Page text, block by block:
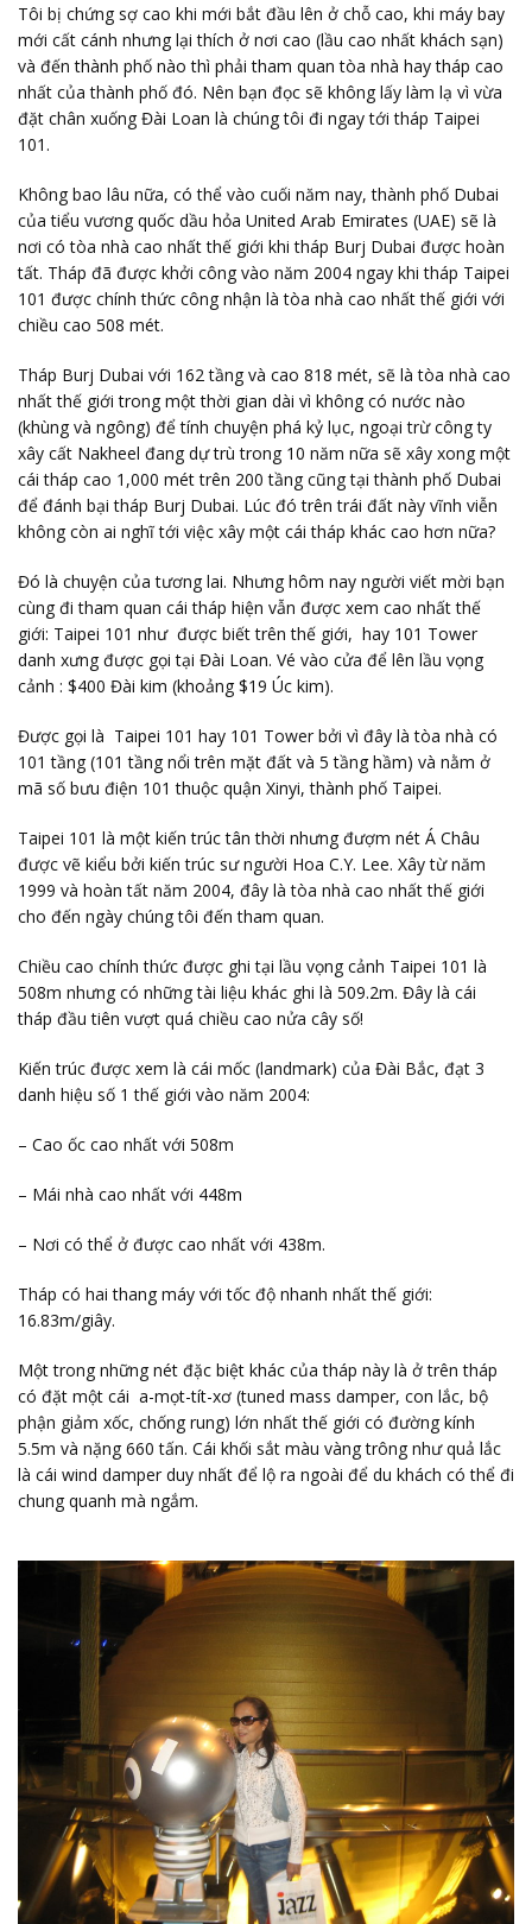
Tôi bị chứng sợ cao khi mới bắt đầu lên ở chỗ cao, khi máy bay
mới cất cánh nhưng lại thích ở nơi cao (lầu cao nhất khách sạn)
và đến thành phố nào thì phải tham quan tòa nhà hay tháp cao
nhất của thành phố đó. Nên bạn đọc sẽ không lấy làm lạ vì vừa
đặt chân xuống Đài Loan là chúng tôi đi ngay tới tháp Taipei
101.
Không bao lâu nữa, có thể vào cuối năm nay, thành phố Dubai
của tiểu vương quốc dầu hỏa United Arab Emirates (UAE) sẽ là
nơi có tòa nhà cao nhất thế giới khi tháp Burj Dubai được hoàn
tất. Tháp đã được khởi công vào năm 2004 ngay khi tháp Taipei
101 được chính thức công nhận là tòa nhà cao nhất thế giới với
chiều cao 508 mét.
Tháp Burj Dubai với 162 tầng và cao 818 mét, sẽ là tòa nhà cao
nhất thế giới trong một thời gian dài vì không có nước nào
(khùng và ngông) để tính chuyện phá kỷ lục, ngoại trừ công ty
xây cất Nakheel đang dự trù trong 10 năm nữa sẽ xây xong một
cái tháp cao 1,000 mét trên 200 tầng cũng tại thành phố Dubai
để đánh bại tháp Burj Dubai. Lúc đó trên trái đất này vĩnh viễn
không còn ai nghĩ tới việc xây một cái tháp khác cao hơn nữa?
Đó là chuyện của tương lai. Nhưng hôm nay người viết mời bạn
cùng đi tham quan cái tháp hiện vẫn được xem cao nhất thế
giới: Taipei 101 như được biết trên thế giới, hay 101 Tower
danh xưng được gọi tại Đài Loan. Vé vào cửa để lên lầu vọng
cảnh : $400 Đài kim (khoảng $19 Úc kim).
Được gọi là Taipei 101 hay 101 Tower bởi vì đây là tòa nhà có
101 tầng (101 tầng nổi trên mặt đất và 5 tầng hầm) và nằm ở
mã số bưu điện 101 thuộc quận Xinyi, thành phố Taipei.
Taipei 101 là một kiến trúc tân thời nhưng đượm nét Á Châu
được vẽ kiểu bởi kiến trúc sư người Hoa C.Y. Lee. Xây từ năm
1999 và hoàn tất năm 2004, đây là tòa nhà cao nhất thế giới
cho đến ngày chúng tôi đến tham quan.
Chiều cao chính thức được ghi tại lầu vọng cảnh Taipei 101 là
508m nhưng có những tài liệu khác ghi là 509.2m. Đây là cái
tháp đầu tiên vượt quá chiều cao nửa cây số!
Kiến trúc được xem là cái mốc (landmark) của Đài Bắc, đạt 3
danh hiệu số 1 thế giới vào năm 2004:
– Cao ốc cao nhất với 508m
– Mái nhà cao nhất với 448m
– Nơi có thể ở được cao nhất với 438m.
Tháp có hai thang máy với tốc độ nhanh nhất thế giới:
16.83m/giây.
Một trong những nét đặc biệt khác của tháp này là ở trên tháp
có đặt một cái a-mọt-tít-xơ (tuned mass damper, con lắc, bộ
phận giảm xốc, chống rung) lớn nhất thế giới có đường kính
5.5m và nặng 660 tấn. Cái khối sắt màu vàng trông như quả lắc
là cái wind damper duy nhất để lộ ra ngoài để du khách có thể đi
chung quanh mà ngắm.